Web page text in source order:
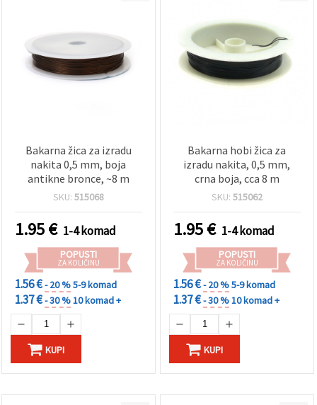
Bakarna žica za izradu
nakita 0,5 mm, boja
antikne bronce, ~8 m
SKU: 515068
1.95€ 1-4 komad
POPUSTI
ZA KOLIČINU
1.56 €- 20 %5-9 komad
1.37 €- 30 %10 komad +
KUPI
Bakarna hobi žica za
izradu nakita, 0,5 mm,
crna boja, cca 8 m
SKU: 515062
1.95€ 1-4 komad
POPUSTI
ZA KOLIČINU
1.56 €- 20 %5-9 komad
1.37 €- 30 %10 komad +
KUPI